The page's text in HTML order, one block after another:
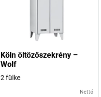
Köln öltözőszekrény –
Wolf
2 fülke
Nettó